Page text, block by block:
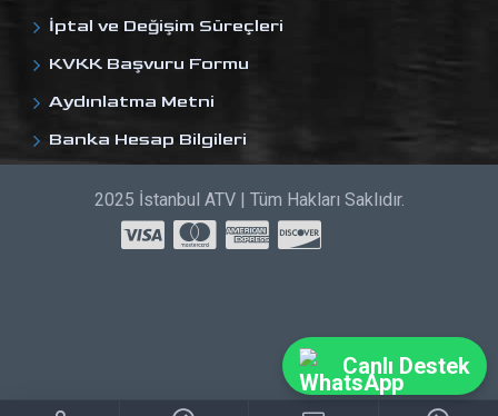
İptal ve Değişim Süreçleri
KVKK Başvuru Formu
Aydınlatma Metni
Banka Hesap Bilgileri
2025 İstanbul ATV | Tüm Hakları Saklıdır.
Canlı Destek